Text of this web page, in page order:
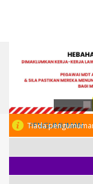
PENGUMUMAN
Tiada